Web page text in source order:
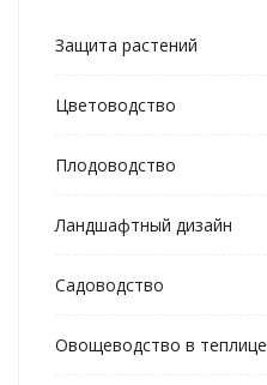
Защита растений
Цветоводство
Плодоводство
Ландшафтный дизайн
Садоводство
Овощеводство в теплице